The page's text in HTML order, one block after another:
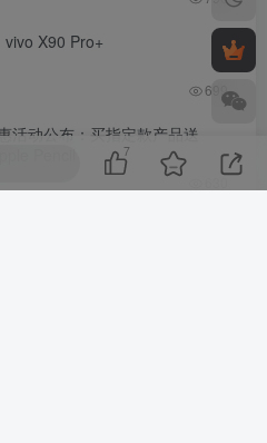
X90 Pro+
699
活动公布：买指定款产品送
Pencil
7